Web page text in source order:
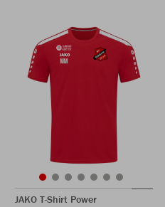
JAKO T-Shirt Power